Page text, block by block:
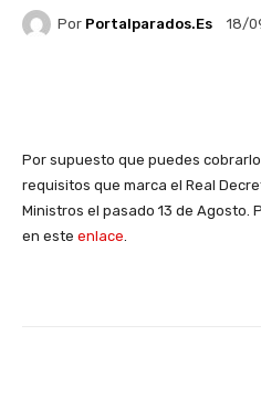
Por Portalparados.es 18/
Por supuesto que puedes
requisitos que marca el Real
Ministros el pasado 13 de Agosto.
en este enlace